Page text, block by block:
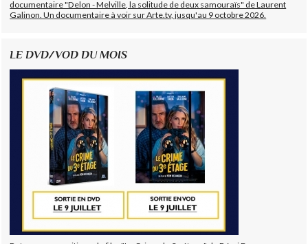
documentaire "Delon - Melville, la solitude de deux samouraïs" de Laurent
Galinon. Un documentaire à voir sur Arte.tv, jusqu'au 9 octobre 2026.
LE DVD/VOD DU MOIS